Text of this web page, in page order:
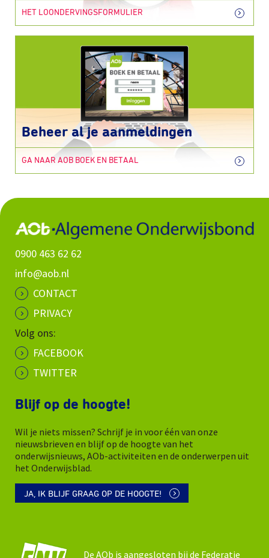
HET LOONDERVINGSFORMULIER
Beheer al je aanmeldingen
GA NAAR AOB BOEK EN BETAAL
0900 463 62 62
info@aob.nl
CONTACT
PRIVACY
Volg ons:
FACEBOOK
TWITTER
Blijf op de hoogte!
Wil je niets missen? Schrijf je in voor één van onze
nieuwsbrieven en blijf op de hoogte van het
onderwijsnieuws, AOb-activiteiten en de onderwerpen uit
het Onderwijsblad.
JA, IK BLIJF GRAAG OP DE HOOGTE!
De AOb is aangesloten bij de Federatie